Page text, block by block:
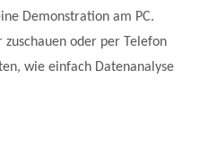
Demonstration am PC.
zuschauen oder per Telefon
wie einfach Datenanalyse